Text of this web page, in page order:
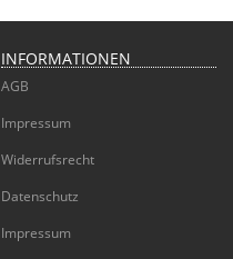
INFORMATIONEN
AGB
Impressum
Widerrufsrecht
Datenschutz
Impressum